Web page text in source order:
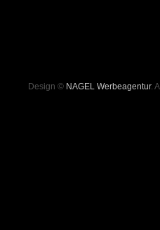
Design © NAGEL Werbeagentur.